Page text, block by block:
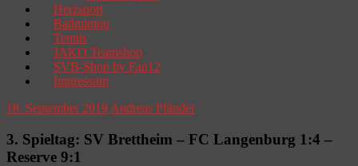
Herzsport
Badminton
Tennis
JAKO Teamshop
SVB-Shop by Fan12
Impressum
18. September 2019 Andreas Pfänder
3. Spieltag: SV Brettheim – FC Langenburg 1:4 –
Reserve 9:1